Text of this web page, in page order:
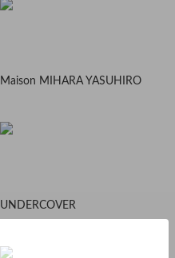
Maison MIHARA YASUHIRO
UNDERCOVER